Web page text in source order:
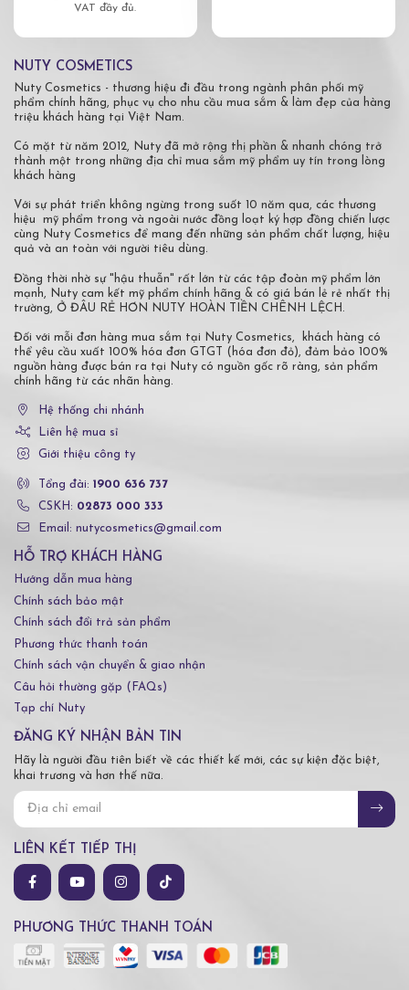
VAT đầy đủ.
NUTY COSMETICS
Nuty Cosmetics - thương hiệu đi đầu trong ngành phân phối mỹ
phẩm chính hãng, phục vụ cho nhu cầu mua sắm & làm đẹp của hàng
triệu khách hàng tại Việt Nam.
Có mặt từ năm 2012, Nuty đã mở rộng thị phần & nhanh chóng trở
thành một trong những địa chỉ mua sắm mỹ phẩm uy tín trong lòng
khách hàng
Với sự phát triển không ngừng trong suốt 10 năm qua, các thương
hiệu mỹ phẩm trong và ngoài nước đồng loạt ký hợp đồng chiến lược
cùng Nuty Cosmetics để mang đến những sản phẩm chất lượng, hiệu
quả và an toàn với người tiêu dùng.
Đồng thời nhờ sự "hậu thuẫn" rất lớn từ các tập đoàn mỹ phẩm lớn
mạnh, Nuty cam kết mỹ phẩm chính hãng & có giá bán lẻ rẻ nhất thị
trường, Ở ĐÂU RẺ HƠN NUTY HOÀN TIỀN CHÊNH LỆCH.
Đối với mỗi đơn hàng mua sắm tại Nuty Cosmetics, khách hàng có
thể yêu cầu xuất 100% hóa đơn GTGT (hóa đơn đỏ), đảm bảo 100%
nguồn hàng được bán ra tại Nuty có nguồn gốc rõ ràng, sản phẩm
chính hãng từ các nhãn hàng.
Hệ thống chi nhánh
Liên hệ mua sỉ
Giới thiệu công ty
Tổng đài: 1900 636 737
CSKH: 02873 000 333
Email: nutycosmetics@gmail.com
HỖ TRỢ KHÁCH HÀNG
Hướng dẫn mua hàng
Chính sách bảo mật
Chính sách đổi trả sản phẩm
Phương thức thanh toán
Chính sách vận chuyển & giao nhận
Câu hỏi thường gặp (FAQs)
Tạp chí Nuty
ĐĂNG KÝ NHẬN BẢN TIN
Hãy là người đầu tiên biết về các thiết kế mới, các sự kiện đặc biệt,
khai trương và hơn thế nữa.
LIÊN KẾT TIẾP THỊ
PHƯƠNG THỨC THANH TOÁN